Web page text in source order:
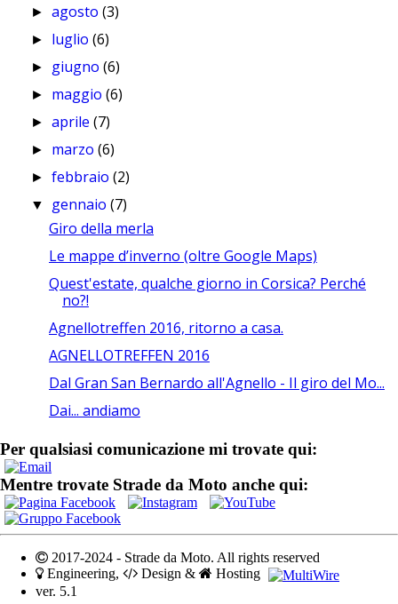
►agosto(3)
► luglio(6)
► giugno(6)
► maggio(6)
►aprile(7)
► marzo(6)
►febbraio(2)
▼ gennaio(7)
Giro della merla
Le mappe d’inverno (oltre Google Maps)
Quest'estate, qualche giorno in Corsica? Perché
no?!
Agnellotreffen 2016, ritorno a casa.
AGNELLOTREFFEN 2016
Dal Gran San Bernardo all'Agnello - Il giro del Mo...
Dai... andiamo
Per qualsiasi comunicazione mi trovate qui:
Mentre trovate Strade da Moto anche qui:
2017-2024 - Strade da Moto. All rights reserved
Engineering,
Design &
Hosting
ver. 5.1